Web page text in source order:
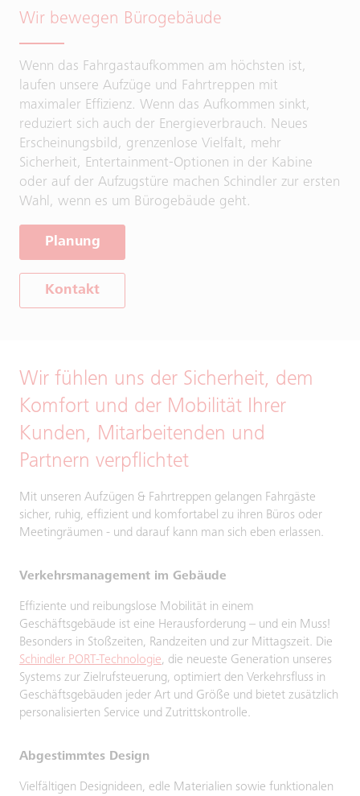
Wir bewegen Bürogebäude
Wenn das Fahrgastaufkommen am höchsten ist,
laufen unsere Aufzüge und Fahrtreppen mit
maximaler Effizienz. Wenn das Aufkommen sinkt,
reduziert sich auch der Energieverbrauch. Neues
Erscheinungsbild, grenzenlose Vielfalt, mehr
Sicherheit, Entertainment-Optionen in der Kabine
oder auf der Aufzugstüre machen Schindler zur ersten
Wahl, wenn es um Bürogebäude geht.
Planung
Kontakt
Wir fühlen uns der Sicherheit, dem
Komfort und der Mobilität Ihrer
Kunden, Mitarbeitenden und
Partnern verpflichtet
Mit unseren Aufzügen & Fahrtreppen gelangen Fahrgäste
sicher, ruhig, effizient und komfortabel zu ihren Büros oder
Meetingräumen - und darauf kann man sich eben erlassen.
Verkehrsmanagement im Gebäude
Effiziente und reibungslose Mobilität in einem
Geschäftsgebäude ist eine Herausforderung – und ein Muss!
Besonders in Stoßzeiten, Randzeiten und zur Mittagszeit. Die
Schindler PORT-Technologie, die neueste Generation unseres
Systems zur Zielrufsteuerung, optimiert den Verkehrsfluss in
Geschäftsgebäuden jeder Art und Größe und bietet zusätzlich
personalisierten Service und Zutrittskontrolle.
Abgestimmtes Design
Vielfältigen Designideen, edle Materialien sowie funktionalen